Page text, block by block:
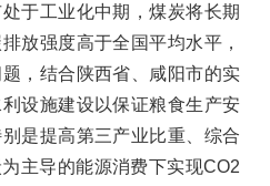
于工业化中期，煤炭将长期
放强度高于全国平均水平，
，结合陕西省、咸阳市的实
设施建设以保证粮食生产安
是提高第三产业比重、综合
主导的能源消费下实现CO2